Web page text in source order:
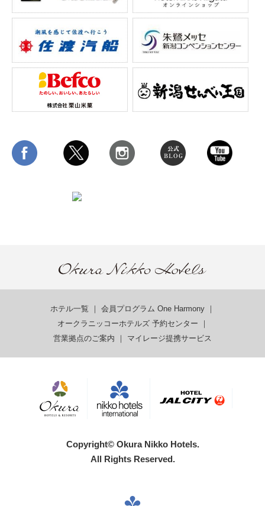
ホテル一覧 ｜ 会員プログラム One Harmony ｜
オークラニッコーホテルズ 予約センター ｜
営業拠点のご案内 ｜ マイレージ提携サービス
Copyright© Okura Nikko Hotels.
All Rights Reserved.